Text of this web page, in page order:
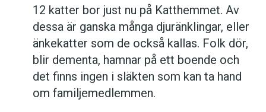
12 katter bor just nu på Katthemmet. Av
dessa är ganska många djuränklingar, eller
änkekatter som de också kallas. Folk dör,
blir dementa, hamnar på ett boende och
det finns ingen i släkten som kan ta hand
om familjemedlemmen.